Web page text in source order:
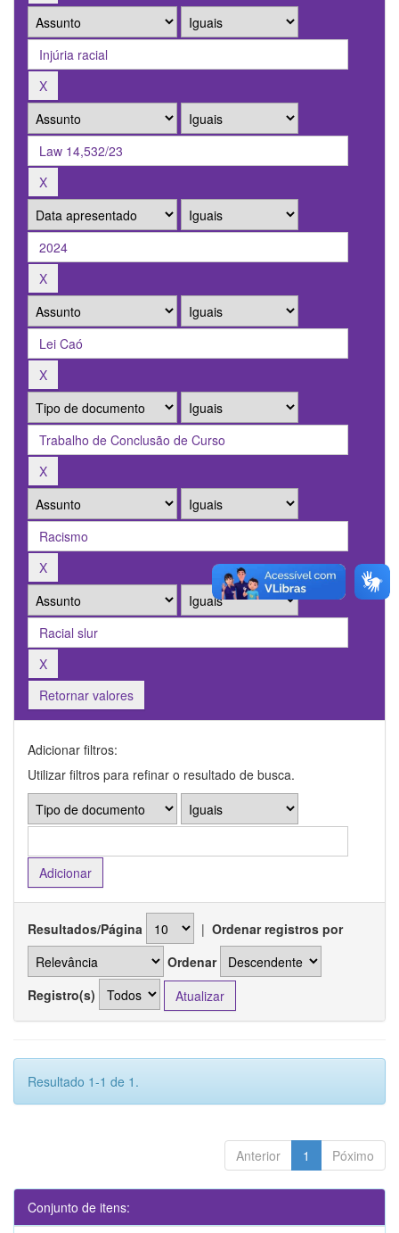
Retornar valores
Adicionar filtros:
Utilizar filtros para refinar o resultado de busca.
Resultados/Página | Ordenar registros por
Ordenar
Registro(s)
Resultado 1-1 de 1.
Anterior 1 Póximo
Conjunto de itens: